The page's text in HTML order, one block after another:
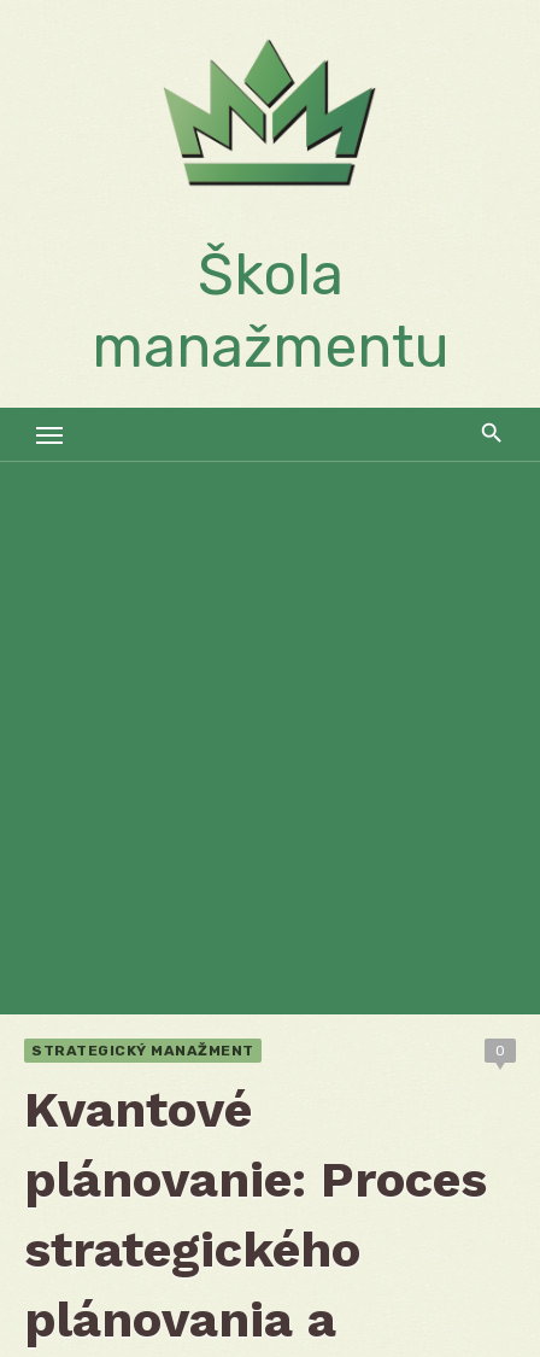
Škola
manažmentu
STRATEGICKÝ MANAŽMENT 0
Kvantové
plánovanie: Proces
strategického
plánovania a